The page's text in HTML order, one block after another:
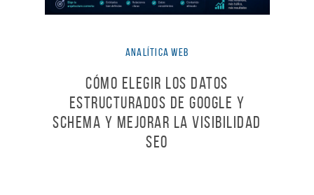
Analítica Web
Cómo elegir los Datos
estructurados de Google y
Schema y mejorar la visibilidad
SEO